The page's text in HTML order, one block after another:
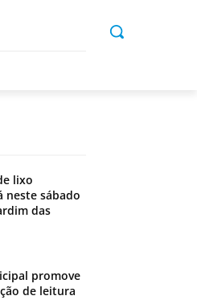
lixo
neste sábado
das
promove
de leitura